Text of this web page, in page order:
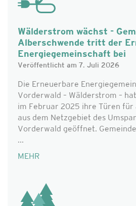
Wälderstrom wächst -
Alberschwende tritt der
Energiegemeinschaft bei
Veröffentlicht am 7. Juli 2026
Die Erneuerbare
Vorderwald – Wälderstrom –
im Februar 2025 ihre Türen für
aus dem Netzgebiet des
Vorderwald geöffnet.
...
MEHR